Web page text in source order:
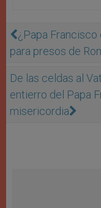
¿Papa Francisco
para presos de
De las celdas al
entierro del Papa
misericordia